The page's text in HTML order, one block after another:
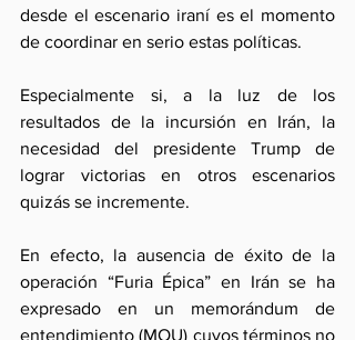
desde el escenario iraní es el momento
de coordinar en serio estas políticas.
Especialmente si, a la luz de los
resultados de la incursión en Irán, la
necesidad del presidente Trump de
lograr victorias en otros escenarios
quizás se incremente.
En efecto, la ausencia de éxito de la
operación “Furia Épica” en Irán se ha
expresado en un memorándum de
entendimiento (MOU) cuyos términos no